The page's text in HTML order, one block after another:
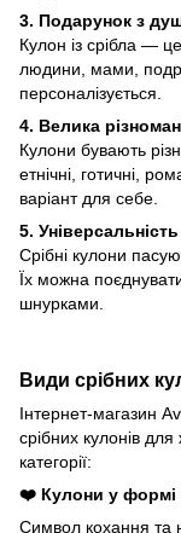
3. Подарунок з
Кулон із срібла —
людини, мами,
персоналізується.
4. Велика
Кулони бувають
етнічні, готичні,
варіант для себе.
5. Універсальність
Срібні кулони
Їх можна
шнурками.
Види срібних
Інтернет-магазин
срібних кулонів для
категорії:
❤️ Кулони у формі
Символ кохання та